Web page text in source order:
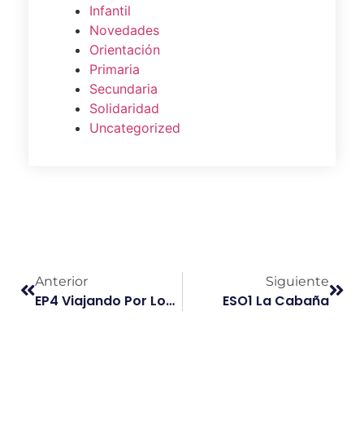
Infantil
Novedades
Orientación
Primaria
Secundaria
Solidaridad
Uncategorized
Anterior
EP4 Viajando Por Los Planetas Del Sistema Solar
Siguiente
ESO1 La Cabaña